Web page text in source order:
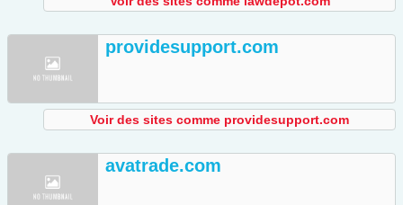
providesupport.com
Voir des sites comme providesupport.com
avatrade.com